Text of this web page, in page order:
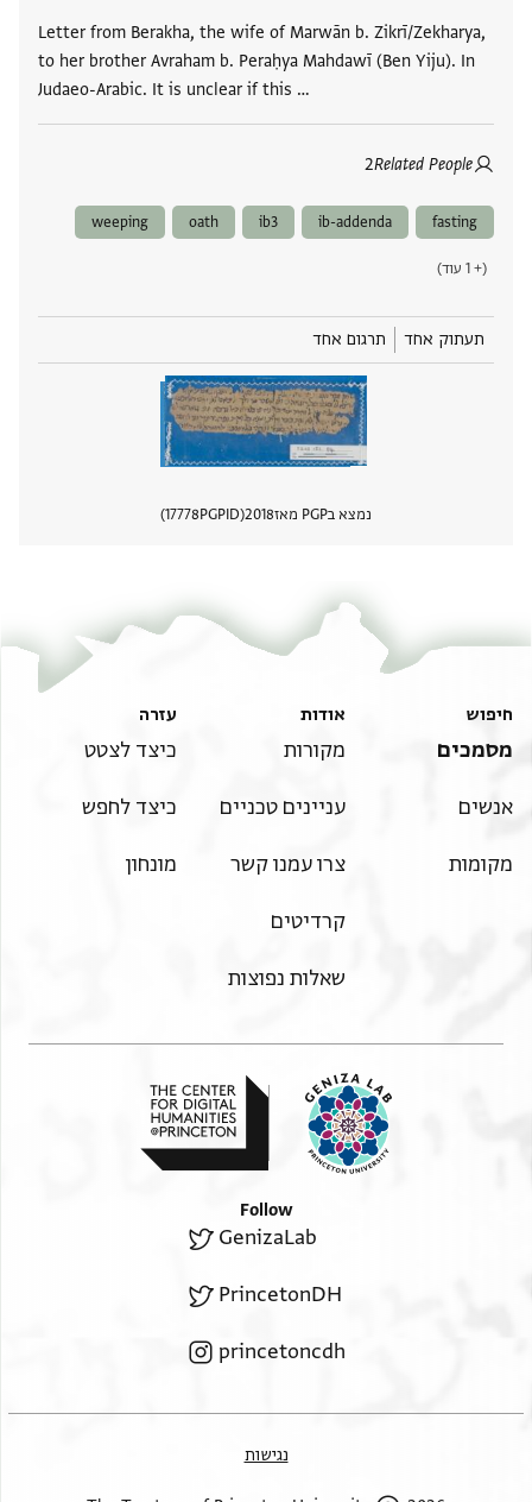
Letter from Berakha, the wife of Marwān b. Zikrī/Zekharya,
to her brother Avraham b. Peraḥya Mahdawī (Ben Yiju). In
Judaeo-Arabic. It is unclear if this …
Related People
2
fasting
ib-addenda
ib3
oath
weeping
(+ 1 עוד)
תעתוק אחד תרגום אחד
נמצא בPGP מאז 2018
PGPID
17778
חיפוש
מסמכים
אנשים
מקומות
אודות
מקורות
עניינים טכניים
צרו עמנו קשר
קרדיטים
שאלות נפוצות
עזרה
כיצד לצטט
כיצד לחפש
מונחון
Follow
GenizaLab
PrincetonDH
princetoncdh
נגישות